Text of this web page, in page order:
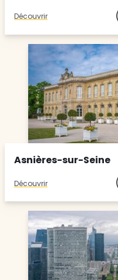
Découvrir
Asnières-sur-Seine
Découvrir